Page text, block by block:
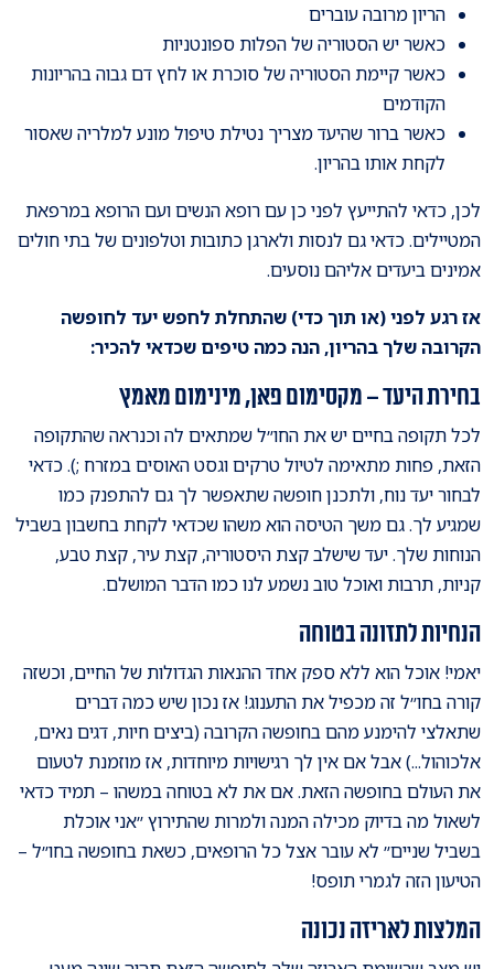
הריון מרובה עוברים
כאשר יש הסטוריה של הפלות ספונטניות
כאשר קיימת הסטוריה של סוכרת או לחץ דם גבוה בהריונות
הקודמים
כאשר ברור שהיעד מצריך נטילת טיפול מונע למלריה שאסור
לקחת אותו בהריון.
לכן, כדאי להתייעץ לפני כן עם רופא הנשים ועם הרופא במרפאת
המטיילים. כדאי גם לנסות ולארגן כתובות וטלפונים של בתי חולים
אמינים ביעדים אליהם נוסעים.
אז רגע לפני (או תוך כדי) שהתחלת לחפש יעד לחופשה
הקרובה שלך בהריון, הנה כמה טיפים שכדאי להכיר:
בחירת היעד – מקסימום פאן, מינימום מאמץ
לכל תקופה בחיים יש את החו״ל שמתאים לה וכנראה שהתקופה
הזאת, פחות מתאימה לטיול טרקים וגסט האוסים במזרח ;). כדאי
לבחור יעד נוח, ולתכנן חופשה שתאפשר לך גם להתפנק כמו
שמגיע לך. גם משך הטיסה הוא משהו שכדאי לקחת בחשבון בשביל
הנוחות שלך. יעד שישלב קצת היסטוריה, קצת עיר, קצת טבע,
קניות, תרבות ואוכל טוב נשמע לנו כמו הדבר המושלם.
הנחיות לתזונה בטוחה
יאמי! אוכל הוא ללא ספק אחד ההנאות הגדולות של החיים, וכשזה
קורה בחו״ל זה מכפיל את התענוג! אז נכון שיש כמה דברים
שתאלצי להימנע מהם בחופשה הקרובה (ביצים חיות, דגים נאים,
אלכוהול...) אבל אם אין לך רגישויות מיוחדות, אז מוזמנת לטעום
את העולם בחופשה הזאת. אם את לא בטוחה במשהו – תמיד כדאי
לשאול מה בדיוק מכילה המנה ולמרות שהתירוץ ״אני אוכלת
בשביל שניים״ לא עובר אצל כל הרופאים, כשאת בחופשה בחו״ל –
הטיעון הזה לגמרי תופס!
המלצות לאריזה נכונה